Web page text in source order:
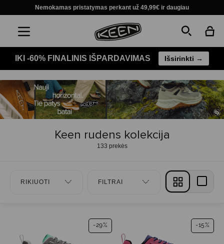
Nemokamas pristatymas perkant už 49,99€ ir daugiau
IKI -60% FINALINIS IŠPARDAVIMAS Išsirinkti →
Keen rudens kolekcija
133 prekės
RIKIUOTI FILTRAI
-29% -15%